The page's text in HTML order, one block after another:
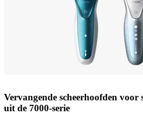
Vervangende scheerhoofden voor
uit de 7000-serie